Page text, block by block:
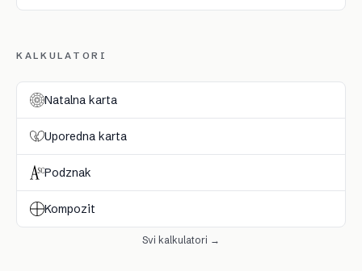
KALKULATORI
Natalna karta
Uporedna karta
Podznak
Kompozit
Svi kalkulatori →